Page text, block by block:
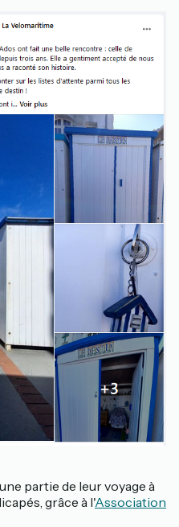
partie de leur voyage à
grâce à l'Association